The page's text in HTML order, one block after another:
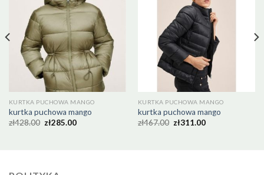
KURTKA PUCHOWA MANGO
kurtka puchowa mango
zł428.00 zł285.00
KURTKA PUCHOWA MANGO
kurtka puchowa mango
zł467.00 zł311.00